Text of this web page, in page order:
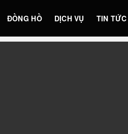
ĐỒNG HỒ DỊCH VỤ TIN TỨC